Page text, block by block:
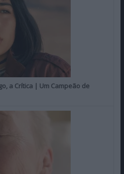
a Crítica | Um Campeão de